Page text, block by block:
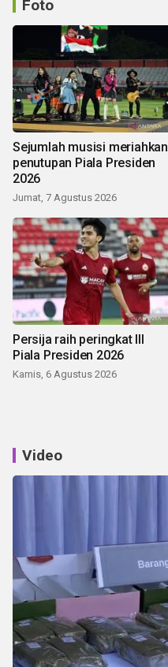
Foto
Sejumlah musisi meriahkan
penutupan Piala Presiden
2026
Jumat, 7 Agustus 2026
Persija raih peringkat III
Piala Presiden 2026
Kamis, 6 Agustus 2026
Video